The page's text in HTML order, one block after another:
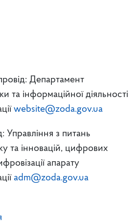
Департамент
та інформаційної діяльності
website@zoda.gov.ua
Управління з питань
та інновацій, цифрових
апарату
adm@zoda.gov.ua